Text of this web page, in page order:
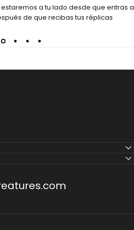
a tu lado desde que entras a
de que recibas tus réplicas